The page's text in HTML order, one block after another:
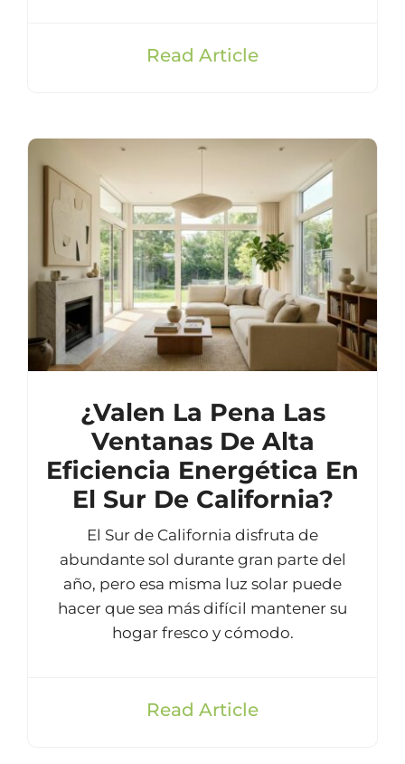
Read Article
¿Valen La Pena Las
Ventanas De Alta
Eficiencia Energética En
El Sur De California?
El Sur de California disfruta de
abundante sol durante gran parte del
año, pero esa misma luz solar puede
hacer que sea más difícil mantener su
hogar fresco y cómodo.
Read Article